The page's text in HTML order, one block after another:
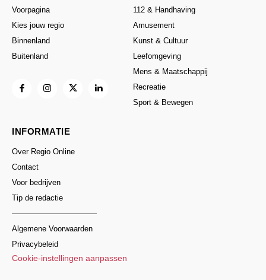
Voorpagina
Kies jouw regio
Binnenland
Buitenland
112 & Handhaving
Amusement
Kunst & Cultuur
Leefomgeving
Mens & Maatschappij
Recreatie
Sport & Bewegen
INFORMATIE
Over Regio Online
Contact
Voor bedrijven
Tip de redactie
———————————
Algemene Voorwaarden
Privacybeleid
Cookie-instellingen aanpassen